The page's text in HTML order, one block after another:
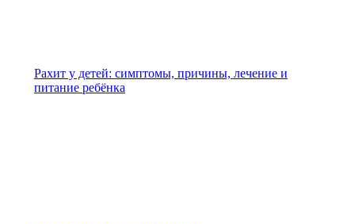
Рахит у детей: симптомы, причины, лечение и
питание ребёнка